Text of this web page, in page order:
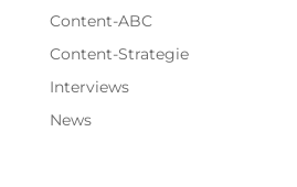
Content-ABC
Content-Strategie
Interviews
News